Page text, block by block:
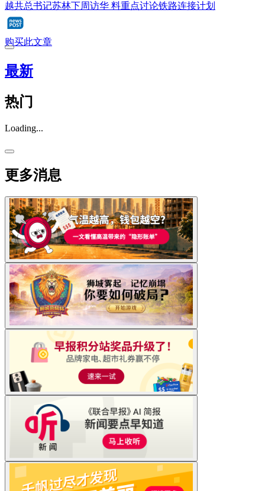
越共总书记苏林下周访华 料重点讨论铁路连接计划
购买此文章
最新
热门
Loading...
更多消息